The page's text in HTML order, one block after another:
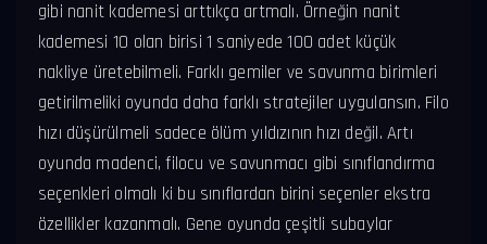
gibi nanit kademesi arttıkça artmalı. Örneğin nanit
kademesi 10 olan birisi 1 saniyede 100 adet küçük
nakliye üretebilmeli. Farklı gemiler ve savunma birimleri
getirilmeliki oyunda daha farklı stratejiler uygulansın. Filo
hızı düşürülmeli sadece ölüm yıldızının hızı değil. Artı
oyunda madenci, filocu ve savunmacı gibi sınıflandırma
seçenkleri olmalı ki bu sınıflardan birini seçenler ekstra
özellikler kazanmalı. Gene oyunda çeşitli subaylar